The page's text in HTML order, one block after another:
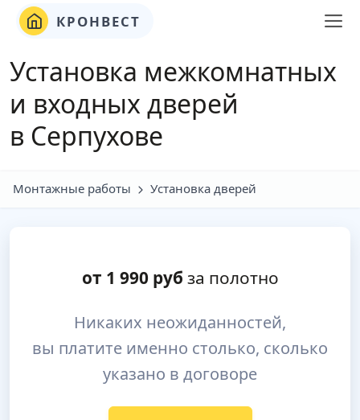
КРОНВЕСТ
Установка межкомнатных
и входных дверей
в Серпухове
Монтажные работы Установка дверей
от 1 990руб за полотно
Никаких неожиданностей,
вы платите именно столько, сколько
указано в договоре